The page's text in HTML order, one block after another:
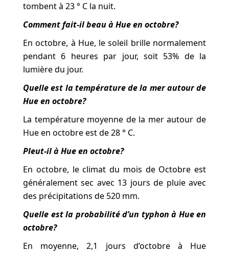
tombent à 23 ° C la nuit.
Comment fait-il beau à Hue en octobre?
En octobre, à Hue, le soleil brille normalement
pendant 6 heures par jour, soit 53% de la
lumière du jour.
Quelle est la température de la mer autour de
Hue en octobre?
La température moyenne de la mer autour de
Hue en octobre est de 28 ° C.
Pleut-il à Hue en octobre?
En octobre, le climat du mois de Octobre est
généralement sec avec 13 jours de pluie avec
des précipitations de 520 mm.
Quelle est la probabilité d’un typhon à Hue en
octobre?
En moyenne, 2,1 jours d’octobre à Hue